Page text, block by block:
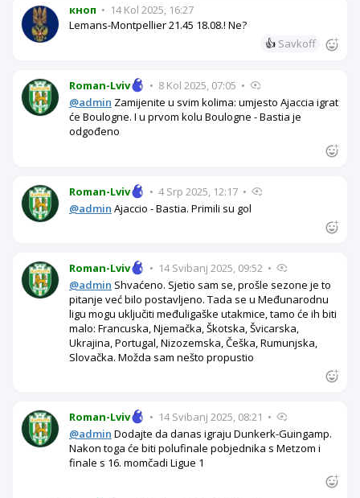
кноп • 14 Kol 2025, 16:27
Lemans-Montpellier 21.45 18.08.! Ne?
👍 Savkoff
Roman-Lviv • 8 Kol 2025, 07:05 •
@admin Zamijenite u svim kolima: umjesto Ajaccia igrat
će Boulogne. I u prvom kolu Boulogne - Bastia je
odgođeno
Roman-Lviv • 4 Srp 2025, 12:17 •
@admin Ajaccio - Bastia. Primili su gol
Roman-Lviv • 14 Svibanj 2025, 09:52 •
@admin Shvaćeno. Sjetio sam se, prošle sezone je to
pitanje već bilo postavljeno. Tada se u Međunarodnu
ligu mogu uključiti međuligaške utakmice, tamo će ih biti
malo: Francuska, Njemačka, Škotska, Švicarska,
Ukrajina, Portugal, Nizozemska, Češka, Rumunjska,
Slovačka. Možda sam nešto propustio
Roman-Lviv • 14 Svibanj 2025, 08:21 •
@admin Dodajte da danas igraju Dunkerk-Guingamp.
Nakon toga će biti polufinale pobjednika s Metzom i
finale s 16. momčadi Ligue 1